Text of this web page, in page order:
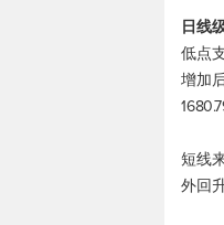
日线
低点
增加
短线
外回